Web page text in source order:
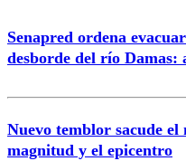
Correo
Senapred ordena
desborde del río Damas:
Nuevo temblor sacude
magnitud y el epicentro